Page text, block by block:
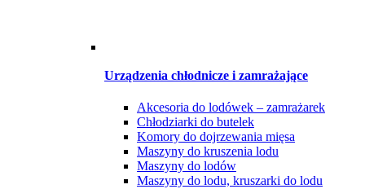
Urządzenia chłodnicze i zamrażające
Akcesoria do lodówek – zamrażarek
Chłodziarki do butelek
Komory do dojrzewania mięsa
Maszyny do kruszenia lodu
Maszyny do lodów
Maszyny do lodu, kruszarki do lodu